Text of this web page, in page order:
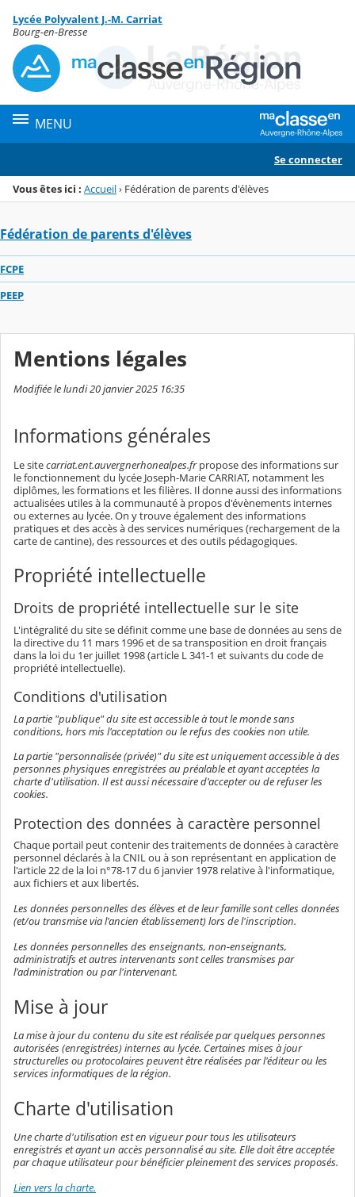
Menu de la rubrique
Contenu
Lycée Polyvalent J.-M. Carriat
Bourg-en-Bresse
MENU
Se connecter
Vous êtes ici : Accueil› Fédération de parents d'élèves
Fédération de parents d'élèves
FCPE
PEEP
Mentions légales
Modifiée le lundi 20 janvier 2025 16:35
Informations générales
Le sitecarriat.ent.auvergnerhonealpes.frpropose des informations sur
le fonctionnement du lycée Joseph-Marie CARRIAT, notamment les
diplômes, les formations et les filières. Il donne aussi des informations
actualisées utiles à la communauté à propos d'évènements internes
ou externes au lycée. On y trouve également des informations
pratiques et des accès à des services numériques (rechargement de la
carte de cantine), des ressources et des outils pédagogiques.
Propriété intellectuelle
Droits de propriété intellectuelle sur le site
L'intégralité du site se définit comme une base de données au sens de
la directive du 11 mars 1996 et de sa transposition en droit français
dans la loi du 1er juillet 1998 (article L 341-1 et suivants du code de
propriété intellectuelle).
Conditions d'utilisation
La partie "publique" du site est accessible à tout le monde sans
conditions, hors mis l'acceptation ou le refus des cookies non utile.
La partie "personnalisée (privée)" du site est uniquement accessible à des
personnes physiques enregistrées au préalable et ayant acceptées la
charte d'utilisation. Il est aussi nécessaire d'accepter ou de refuser les
cookies.
Protection des données à caractère personnel
Chaque portail peut contenir des traitements de données à caractère
personnel déclarés à la CNIL ou à son représentant en application de
l'article 22 de la loi n°78-17 du 6 janvier 1978 relative à l'informatique,
aux fichiers et aux libertés.
Les données personnelles des élèves et de leur famille sont celles données
(et/ou transmise via l'ancien établissement) lors de l'inscription.
Les données personnelles des enseignants, non-enseignants,
administratifs et autres intervenants sont celles transmises par
l'administration ou par l'intervenant.
Mise à jour
La mise à jour du contenu du site est réalisée par quelques personnes
autorisées (enregistrées) internes au lycée. Certaines mises à jour
structurelles ou protocolaires peuvent être réalisées par l'éditeur ou les
services informatiques de la région.
Charte d'utilisation
Une charte d'utilisation est en vigueur pour tous les utilisateurs
enregistrés et ayant un accès personnalisé au site. Elle doit être acceptée
par chaque utilisateur pour bénéficier pleinement des services proposés.
Lien vers la charte.